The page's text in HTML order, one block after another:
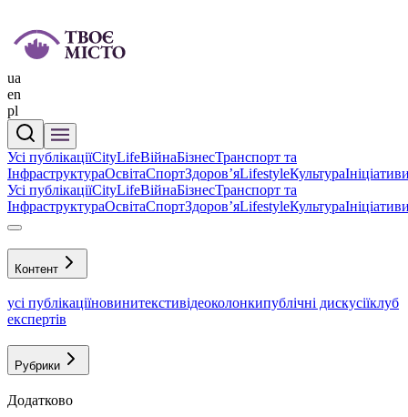
ua
en
pl
Усі публікаціїCityLifeВійнаБізнесТранспорт та
ІнфраструктураОсвітаСпортЗдоровʼяLifestyleКультура
Усі публікаціїCityLifeВійнаБізнесТранспорт та
ІнфраструктураОсвітаСпортЗдоровʼяLifestyleКультура
Контент
усі публікаціїновинитекстивідеоколонкипублічні дискусіїклуб
експертів
Рубрики
Додатково